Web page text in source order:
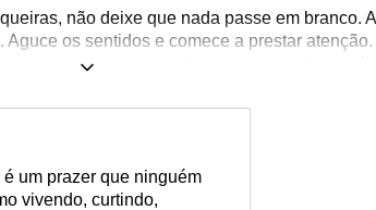
não deixe que nada passe em branco.
os sentidos e comece a prestar
sabe todas as maravilhas que nos rodeiam
um prazer que ninguém
vivendo, curtindo,